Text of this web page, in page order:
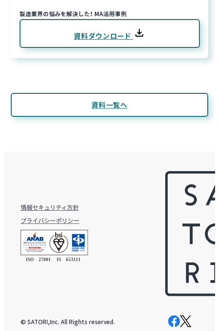
製造業界の悩みを解決した！ MA活用事例
資料ダウンロード
資料一覧へ
情報セキュリティ方針
プライバシーポリシー
© SATORI,Inc. All Rights reserved.